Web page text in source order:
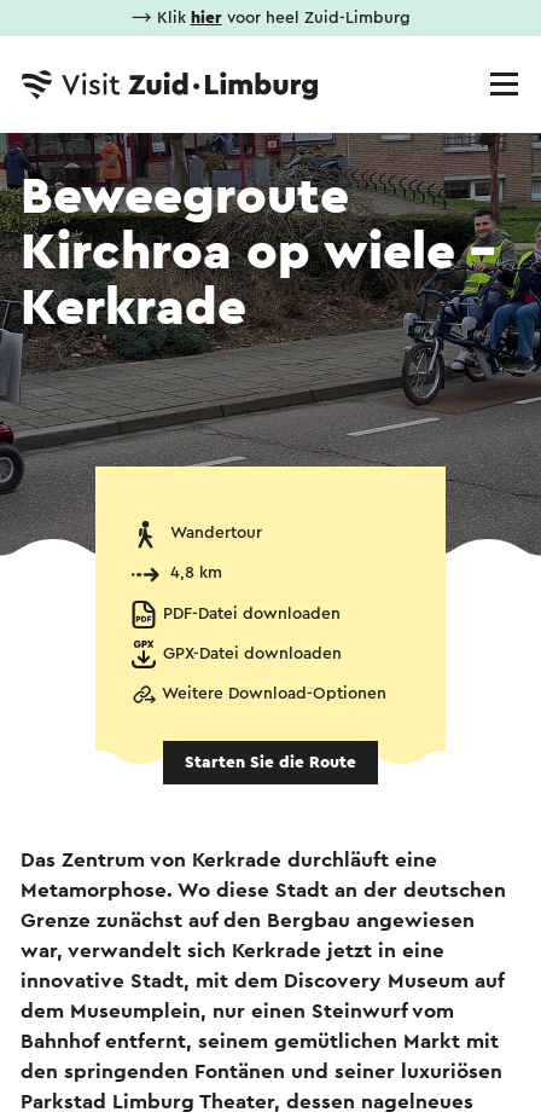
⟶ Klik hiervoor heel Zuid-Limburg
Beweegroute
Kirchroa op wiele -
Kerkrade
Wandertour
4,8 km
PDF-Datei downloaden
GPX-Datei downloaden
Weitere Download-Optionen
Starten Sie die Route
Das Zentrum von Kerkrade durchläuft eine
Metamorphose. Wo diese Stadt an der deutschen
Grenze zunächst auf den Bergbau angewiesen
war, verwandelt sich Kerkrade jetzt in eine
innovative Stadt, mit dem Discovery Museum auf
dem Museumplein, nur einen Steinwurf vom
Bahnhof entfernt, seinem gemütlichen Markt mit
den springenden Fontänen und seiner luxuriösen
Parkstad Limburg Theater, dessen nagelneues